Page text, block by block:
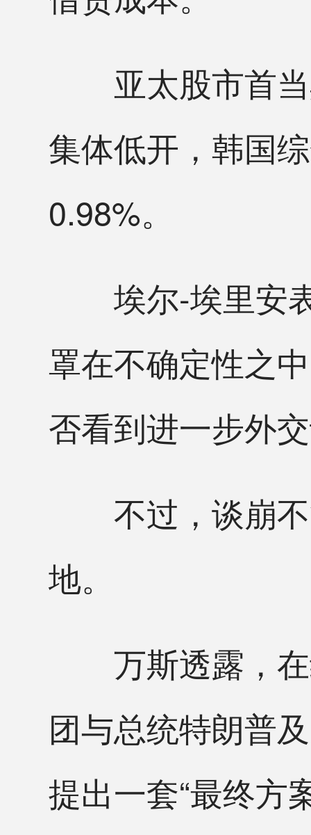
亚太股市首当
集体低开，韩国
0.98%。
埃尔-埃里安表
罩在不确定性之
否看到进一步外
不过，谈崩不
地。
万斯透露，在
团与总统特朗普
提出一套“最终方